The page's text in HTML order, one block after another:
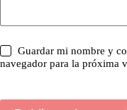
Guardar mi nombre y
navegador para la próxima